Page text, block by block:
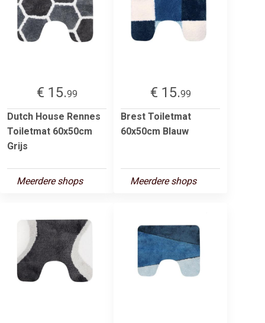
€ 15.99
Dutch House Rennes
Toiletmat 60x50cm
Grijs
Meerdere shops
€ 15.99
Brest Toiletmat
60x50cm Blauw
Meerdere shops